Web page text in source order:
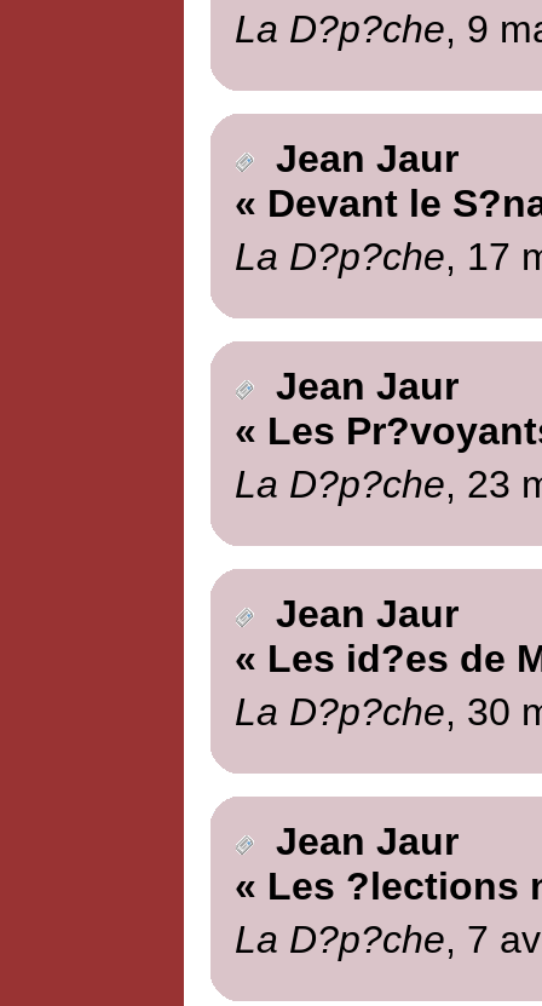
La D?p?che, 9
Jean Jaur
« Devant le
La D?p?che, 17
Jean Jaur
« Les
La D?p?che, 23
Jean Jaur
« Les id?es de
La D?p?che, 30
Jean Jaur
« Les ?lections
La D?p?che, 7